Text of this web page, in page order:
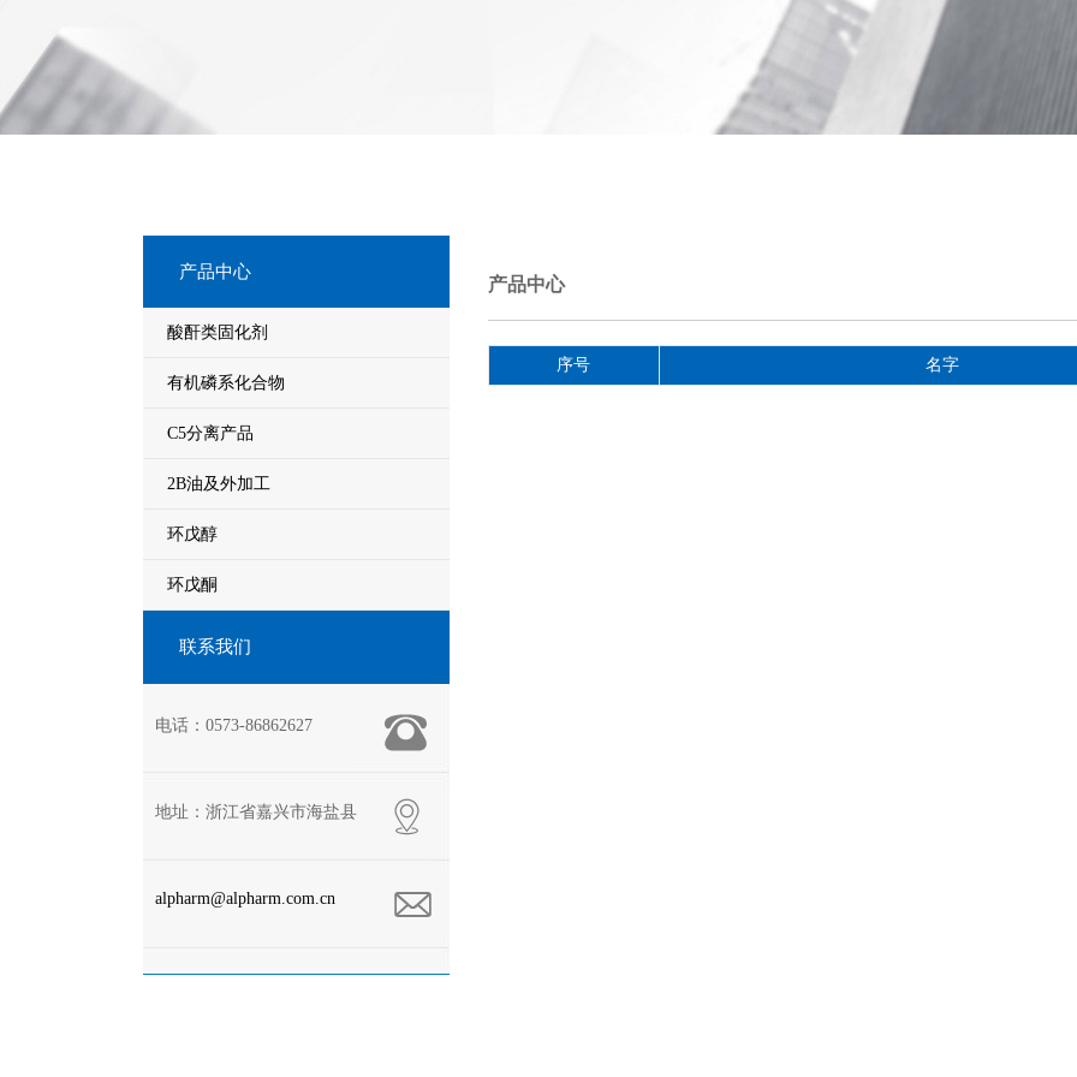
产品中心
酸酐类固化剂
有机磷系化合物
C5分离产品
2B油及外加工
环戊醇
环戊酮
联系我们
电话：0573-86862627
地址：浙江省嘉兴市海盐县
alpharm@alpharm.com.cn
产品中心
序号 名字